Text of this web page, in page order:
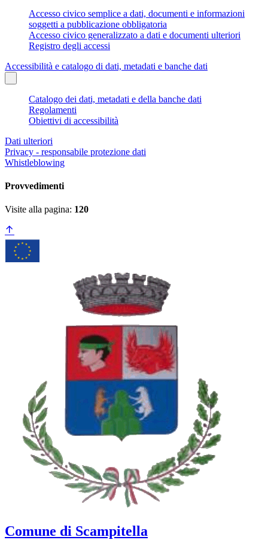
Accesso civico semplice a dati, documenti e informazioni
soggetti a pubblicazione obbligatoria
Accesso civico generalizzato a dati e documenti ulteriori
Registro degli accessi
Accessibilità e catalogo di dati, metadati e banche dati
Catalogo dei dati, metadati e della banche dati
Regolamenti
Obiettivi di accessibilità
Dati ulteriori
Privacy - responsabile protezione dati
Whistleblowing
Provvedimenti
Visite alla pagina: 120
Comune di Scampitella